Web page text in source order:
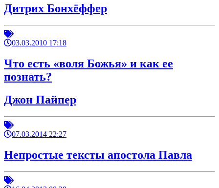
Дитрих Бонхёффер
03.03.2010 17:18
Что есть «воля Божья» и как ее
познать?
Джон Пайпер
07.03.2014 22:27
Непростые тексты апостола Павла